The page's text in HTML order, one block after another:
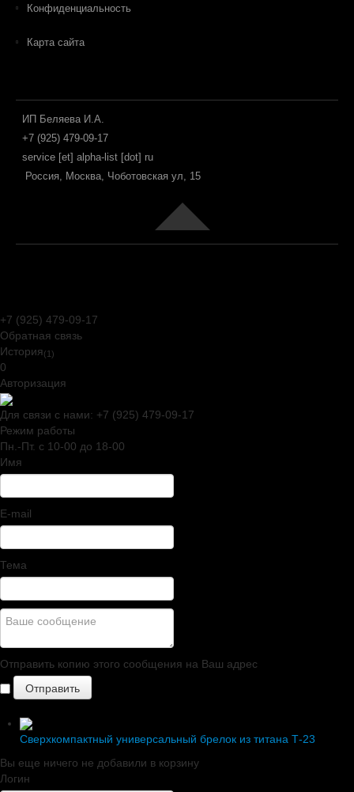
Конфиденциальность
Карта сайта
ИП Беляева И.А.
+7 (925) 479-09-17
service [et] alpha-list [dot] ru
Россия, Москва, Чоботовская ул, 15
+7 (925) 479-09-17
Обратная связь
История(1)
0
Авторизация
Для связи с нами: +7 (925) 479-09-17
Режим работы
Пн.-Пт. c 10-00 до 18-00
Имя
E-mail
Тема
Отправить копию этого сообщения на Ваш адрес
Сверхкомпактный универсальный брелок из титана Т-23
Вы еще ничего не добавили в корзину
Логин